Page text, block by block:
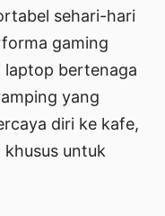
sehari-hari
gaming
laptop bertenaga
yang
diri ke kafe,
khusus untuk